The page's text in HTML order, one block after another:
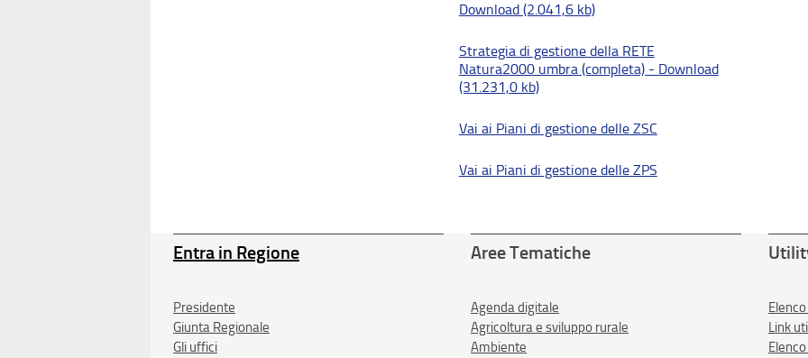
Download (2.041,6 kb)
Strategia di gestione della RETE
Natura2000 umbra (completa) - Download
(31.231,0 kb)
Vai ai Piani di gestione delle ZSC
Vai ai Piani di gestione delle ZPS
Entra in Regione
Presidente
Giunta Regionale
Gli uffici
Aree Tematiche
Agenda digitale
Agricoltura e sviluppo rurale
Ambiente
Link